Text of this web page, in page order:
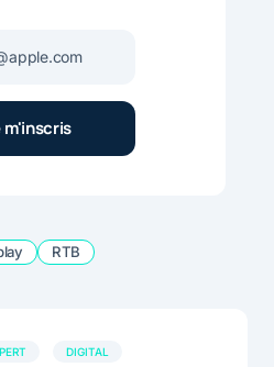
RTB
DIGITAL